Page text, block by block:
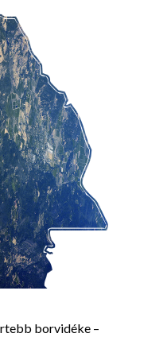
borvidéke –